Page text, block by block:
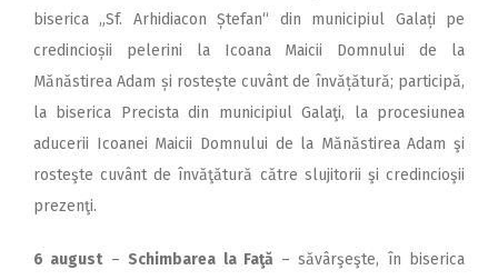
biserica „Sf. Arhidiacon Ștefan“ din municipiul Galați pe
credincioșii pelerini la Icoana Maicii Domnului de la
Mănăstirea Adam și rostește cuvânt de învățătură; participă,
la biserica Precista din municipiul Galaţi, la procesiunea
aducerii Icoanei Maicii Domnului de la Mănăstirea Adam şi
rosteşte cuvânt de învăţătură către slujitorii şi credincioşii
prezenţi.
6 august– Schimbarea la Faţă – săvârşeşte, în biserica